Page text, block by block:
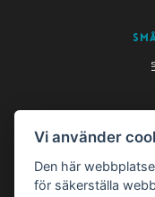
Vi använder
Den här
för säkerställa